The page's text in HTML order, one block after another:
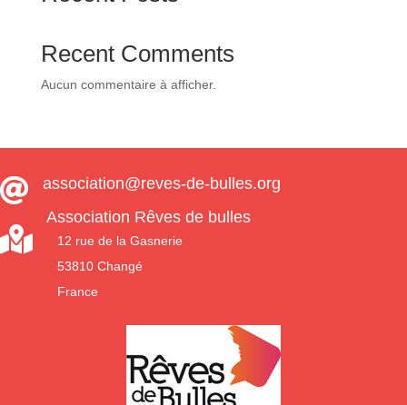
Recent Comments
Aucun commentaire à afficher.
 association@reves-de-bulles.org

Association Rêves de bulles
12 rue de la Gasnerie
53810 Changé
France